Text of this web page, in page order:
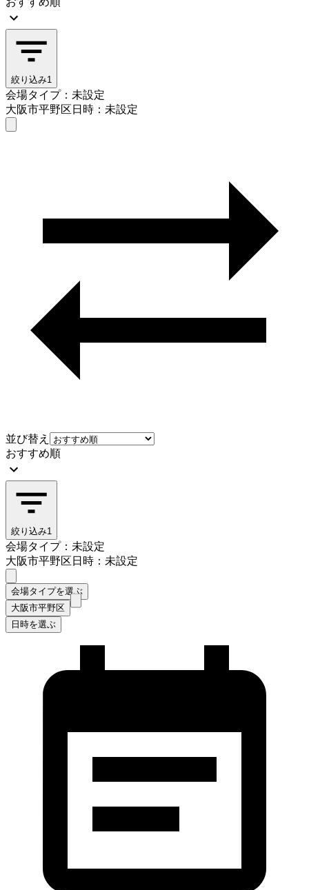
絞り込み1
会場タイプ：未設定
大阪市平野区日時：未設定
並び替え
おすすめ順
絞り込み1
会場タイプ：未設定
大阪市平野区日時：未設定
会場タイプを選ぶ
大阪市平野区
日時を選ぶ